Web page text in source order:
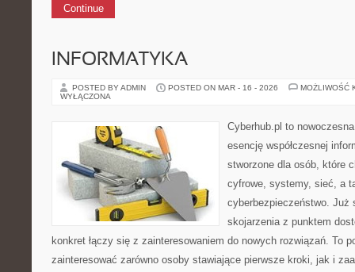
Continue
INFORMATYKA
POSTED BY ADMIN POSTED ON MAR - 16 - 2026
MOŻLIWOŚĆ
WYŁĄCZONA
Cyberhub.pl to
esencję współczesnej
stworzone dla osób, które
cyfrowe, systemy, sieć, a
cyberbezpieczeństwo. Już
skojarzenia z punktem
konkret łączy się z zainteresowaniem do nowych rozwiązań. To
zainteresować zarówno osoby stawiające pierwsze kroki, jak i